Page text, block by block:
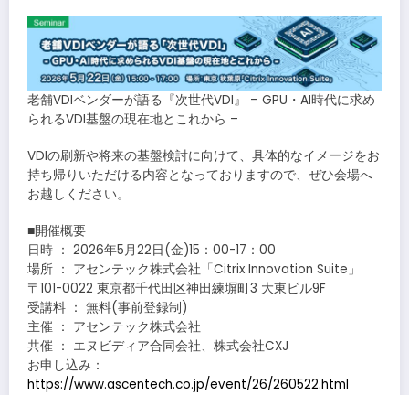
老舗VDIベンダーが語る『次世代VDI』 – GPU・AI時代に求め
られるVDI基盤の現在地とこれから –
VDIの刷新や将来の基盤検討に向けて、具体的なイメージをお
持ち帰りいただける内容となっておりますので、ぜひ会場へ
お越しください。
■開催概要
日時 ： 2026年5月22日(金)15：00-17：00
場所 ： アセンテック株式会社「Citrix Innovation Suite」
〒101-0022 東京都千代田区神田練塀町3 大東ビル9F
受講料 ： 無料(事前登録制)
主催 ： アセンテック株式会社
共催 ： エヌビディア合同会社、株式会社CXJ
お申し込み：
https://www.ascentech.co.jp/event/26/260522.html